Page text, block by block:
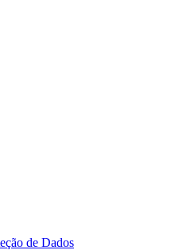
de Dados